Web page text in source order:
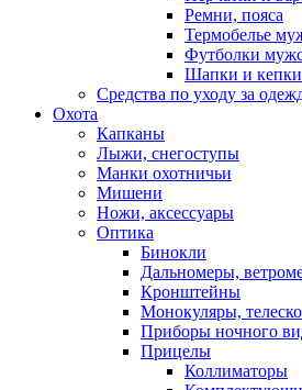
Ремни, пояса
Термобелье
Футболки
Шапки и
Средства по уходу за
Охота
Капканы
Лыжи, снегоступы
Манки охотничьи
Мишени
Ножи, аксессуары
Оптика
Бинокли
Дальномеры,
Кронштейны
Монокуляры,
Приборы ночного
Прицелы
Коллиматоры